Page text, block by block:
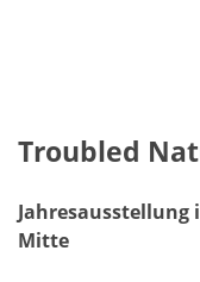
Troubled
Jahresausstellung
Mitte